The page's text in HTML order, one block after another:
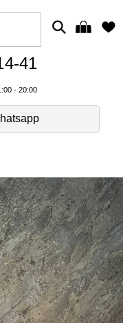
41
- 20:00